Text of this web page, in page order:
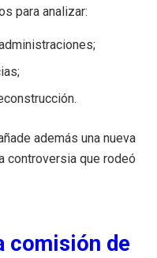
para analizar:
además una nueva
controversia que rodeó
comisión de